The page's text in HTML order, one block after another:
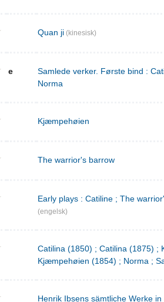
Quan ji (kinesisk)
e
Samlede verker. Første bind :
Norma
Kjæmpehøien
The warrior's barrow
Early plays : Catiline ; The
(engelsk)
Catilina (1850) ; Catilina (1875) ;
Kjæmpehøien (1854) ; Norma ;
Henrik Ibsens sämtliche Werke